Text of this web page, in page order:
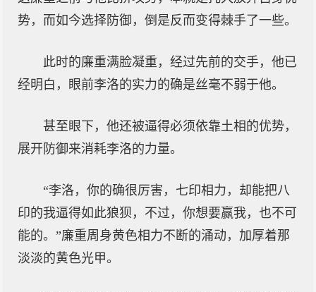
势，而如今选择防御，倒是反而变得棘手了一些。
此时的廉重满脸凝重，经过先前的交手，他已
经明白，眼前李洛的实力的确是丝毫不弱于他。
甚至眼下，他还被逼得必须依靠土相的优势，
展开防御来消耗李洛的力量。
“李洛，你的确很厉害，七印相力，却能把八
印的我逼得如此狼狈，不过，你想要赢我，也不可
能的。”廉重周身黄色相力不断的涌动，加厚着那
淡淡的黄色光甲。